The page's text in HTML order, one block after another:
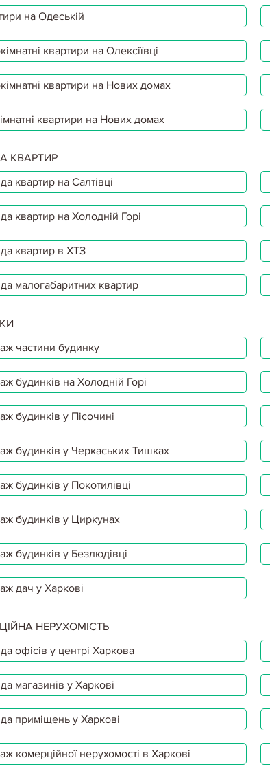
на Одеській
квартири на Олексіївці
квартири на Нових домах
квартири на Нових домах
КВАРТИР
квартир на Салтівці
квартир на Холодній Горі
квартир в ХТЗ
малогабаритних квартир
частини будинку
будинків на Холодній Горі
будинків у Пісочині
будинків у Черкаських Тишках
будинків у Покотилівці
будинків у Циркунах
будинків у Безлюдівці
дач у Харкові
НЕРУХОМІСТЬ
офісів у центрі Харкова
магазинів у Харкові
приміщень у Харкові
комерційної нерухомості в Харкові